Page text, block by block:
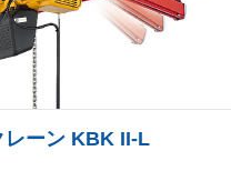
レーン KBK II-L